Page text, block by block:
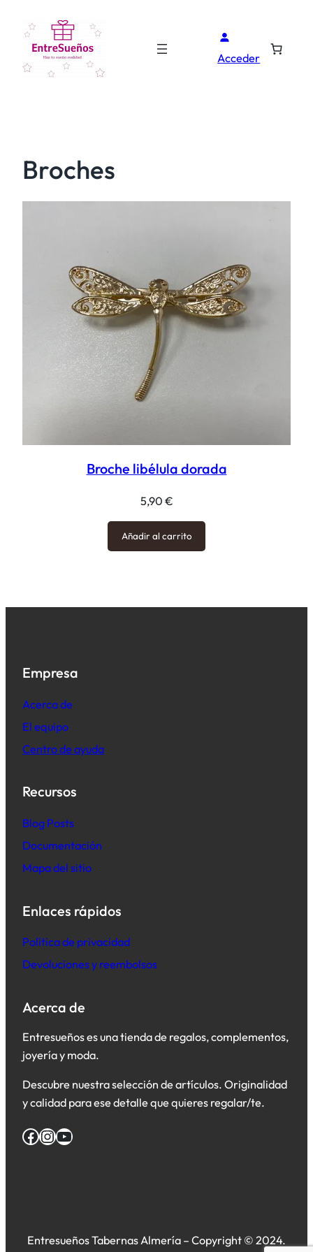
Acceder
Broches
Broche libélula dorada
5,90 €
Añadir al carrito
Empresa
Acerca de
El equipo
Centro de ayuda
Recursos
Blog Posts
Documentación
Mapa del sitio
Enlaces rápidos
Política de privacidad
Devoluciones y reembolsos
Acerca de
Entresueños es una tienda de regalos, complementos,
joyería y moda.
Descubre nuestra selección de artículos. Originalidad
y calidad para ese detalle que quieres regalar/te.
Facebook InstagramYouTube
Entresueños Tabernas Almería – Copyright © 2024.